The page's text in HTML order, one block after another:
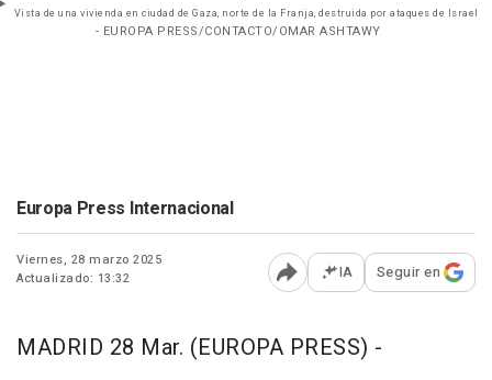
Vista de una vivienda en ciudad de Gaza, norte de la Franja, destruida por ataques de Israel
- EUROPA PRESS/CONTACTO/OMAR ASHTAWY
Europa Press Internacional
Viernes, 28 marzo 2025
Actualizado: 13:32
Abrir opciones para
IA Seguir en
MADRID 28 Mar. (EUROPA PRESS) -